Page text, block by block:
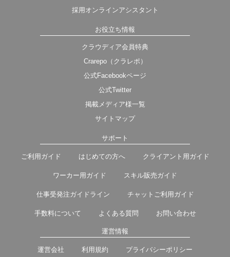
採用オンラインアシスタント
お役立ち情報
クラウディア会員特典
Crarepo（クラレポ）
公式Facebookページ
公式Twitter
掲載メディア様一覧
サイトマップ
サポート
ご利用ガイド はじめての方へ クライアント用ガイド
ワーカー用ガイド スキル販売ガイド
仕事受発注ガイドライン チャットご利用ガイド
手数料について よくある質問 お問い合わせ
運営情報
運営会社 利用規約 プライバシーポリシー